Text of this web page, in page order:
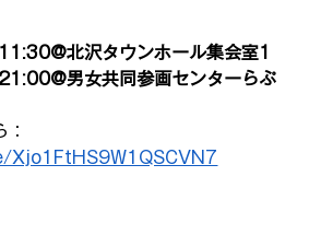
北沢タウンホール集会室1
男女共同参画センターらぷ